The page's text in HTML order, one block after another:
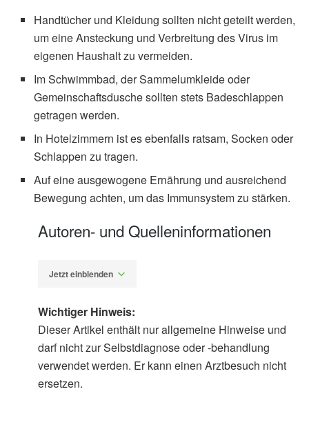
Handtücher und Kleidung sollten nicht geteilt werden,
um eine Ansteckung und Verbreitung des Virus im
eigenen Haushalt zu vermeiden.
Im Schwimmbad, der Sammelumkleide oder
Gemeinschaftsdusche sollten stets Badeschlappen
getragen werden.
In Hotelzimmern ist es ebenfalls ratsam, Socken oder
Schlappen zu tragen.
Auf eine ausgewogene Ernährung und ausreichend
Bewegung achten, um das Immunsystem zu stärken.
Autoren- und Quelleninformationen
Jetzt einblenden
Wichtiger Hinweis:
Dieser Artikel enthält nur allgemeine Hinweise und
darf nicht zur Selbstdiagnose oder -behandlung
verwendet werden. Er kann einen Arztbesuch nicht
ersetzen.